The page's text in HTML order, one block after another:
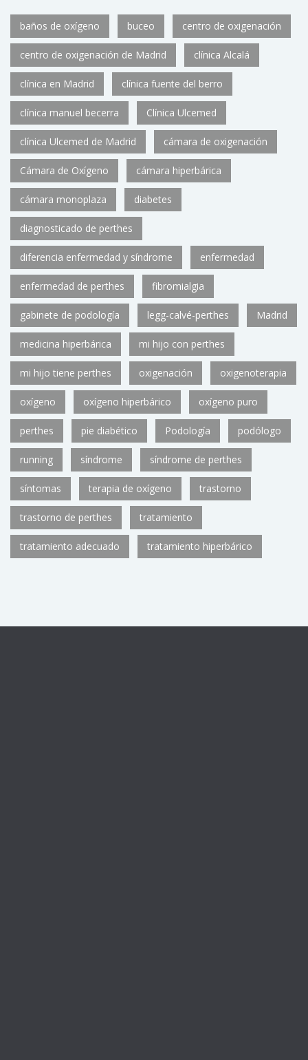
baños de oxígeno buceo centro de oxigenación
centro de oxigenación de Madrid clínica Alcalá
clínica en Madrid clínica fuente del berro
clínica manuel becerra Clínica Ulcemed
clínica Ulcemed de Madrid cámara de oxigenación
Cámara de Oxígeno cámara hiperbárica
cámara monoplaza diabetes
diagnosticado de perthes
diferencia enfermedad y síndrome enfermedad
enfermedad de perthes fibromialgia
gabinete de podología legg-calvé-perthes Madrid
medicina hiperbárica mi hijo con perthes
mi hijo tiene perthes oxigenación oxigenoterapia
oxígeno oxígeno hiperbárico oxígeno puro
perthes pie diabético Podología podólogo
running síndrome síndrome de perthes
síntomas terapia de oxígeno trastorno
trastorno de perthes tratamiento
tratamiento adecuado tratamiento hiperbárico